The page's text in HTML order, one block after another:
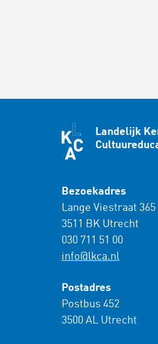
Landelijk
Bezoekadres
Lange Viestraat 365
3511 BK Utrecht
030 711 51 00
info@lkca.nl
Postadres
Postbus 452
3500 AL Utrecht